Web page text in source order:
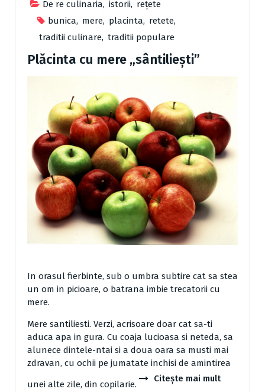
De re culinaria, istorii, reţete
bunica, mere, placinta, retete,
traditii culinare, traditii populare
Plăcinta cu mere „sântiliești”
In orasul fierbinte, sub o umbra subtire cat sa stea
un om in picioare, o batrana imbie trecatorii cu
mere.
Mere santiliesti. Verzi, acrisoare doar cat sa-ti
aduca apa in gura. Cu coaja lucioasa si neteda, sa
alunece dintele-ntai si a doua oara sa musti mai
zdravan, cu ochii pe jumatate inchisi de amintirea
unei alte zile, din copilarie.
Citește mai mult